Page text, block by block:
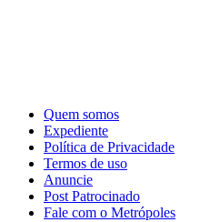
Quem somos
Expediente
Política de Privacidade
Termos de uso
Anuncie
Post Patrocinado
Fale com o Metrópoles